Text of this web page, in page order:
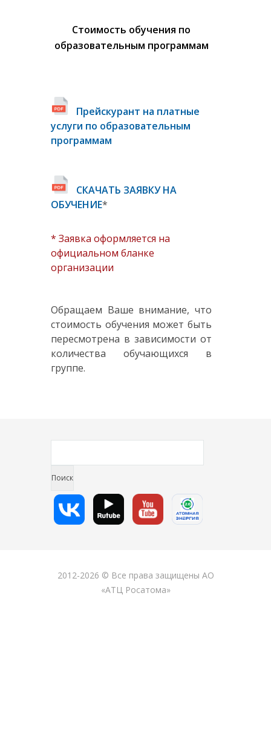
Стоимость обучения по
образовательным программам
Прейскурант на платные
услуги по образовательным
программам
СКАЧАТЬ ЗАЯВКУ НА
ОБУЧЕНИЕ*
* Заявка оформляется на
официальном бланке
организации
Обращаем Ваше внимание, что
стоимость обучения может быть
пересмотрена в зависимости от
количества обучающихся в
группе.
2012-2026 © Все права защищены АО
«АТЦ Росатома»